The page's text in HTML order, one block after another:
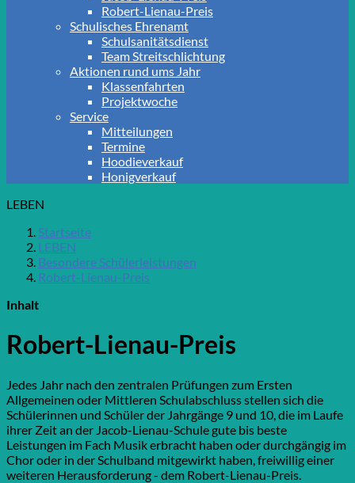
Robert-Lienau-Preis
Schulisches Ehrenamt
Schulsanitätsdienst
Team Streitschlichtung
Aktionen rund ums Jahr
Klassenfahrten
Projektwoche
Service
Mitteilungen
Termine
Hoodieverkauf
Honigverkauf
LEBEN
Startseite
LEBEN
Besondere Schülerleistungen
Robert-Lienau-Preis
Inhalt
Robert-Lienau-Preis
Jedes Jahr nach den zentralen Prüfungen zum Ersten
Allgemeinen oder Mittleren Schulabschluss stellen sich die
Schülerinnen und Schüler der Jahrgänge 9 und 10, die im Laufe
ihrer Zeit an der Jacob-Lienau-Schule gute bis beste
Leistungen im Fach Musik erbracht haben oder durchgängig im
Chor oder in der Schulband mitgewirkt haben, freiwillig einer
weiteren Herausforderung - dem Robert-Lienau-Preis.